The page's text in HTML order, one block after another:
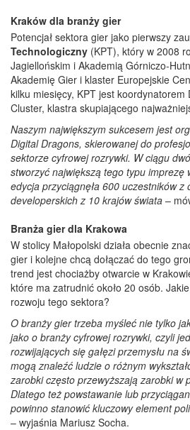
Kraków dla branży gier
Potencjał sektora gier jako pierwszy
Technologiczny (KPT), który w 2008
Jagiellońskim i Akademią Górniczo-
Akademię Gier i klaster Europejskie
kilku miesięcy, KPT jest koordynatorem
Cluster, klastra skupiającego
Naszym największym sukcesem jest
Digital Dragons, skierowanej do
sektorze cyfrowej rozrywki. W ciągu
stworzyć największą tego typu imprezę
edycja przyciągnęła 600 uczestników z
developerskich z 10 krajów świata –
Branża gier dla Krakowa
W stolicy Małopolski działa obecnie
gier i kolejne chcą dołączać do tego
trend jest chociażby otwarcie w
które ma zatrudnić około 20 osób.
rozwoju tego sektora?
O branży gier trzeba myśleć nie tylko
jako o branży cyfrowej rozrywki, czyli
rozwijających się gałęzi przemysłu na
mogą znaleźć ludzie o różnym
zarobki często przewyższają zarobki w
Dlatego też powstawanie lub
powinno stanowić kluczowy element
– wyjaśnia Mariusz Socha.